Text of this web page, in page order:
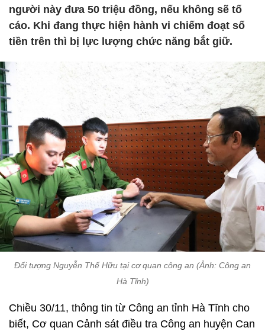
người này đưa 50 triệu đồng, nếu không sẽ tố
cáo. Khi đang thực hiện hành vi chiếm đoạt số
tiền trên thì bị lực lượng chức năng bắt giữ.
Đối tượng Nguyễn Thế Hữu tại cơ quan công an (Ảnh: Công an
Hà Tĩnh)
Chiều 30/11, thông tin từ Công an tỉnh Hà Tĩnh cho
biết, Cơ quan Cảnh sát điều tra Công an huyện Can